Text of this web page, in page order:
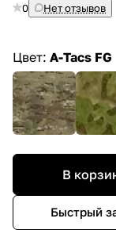
0 Нет отзывов
Цвет: A-Tacs FG
В
Быстрый